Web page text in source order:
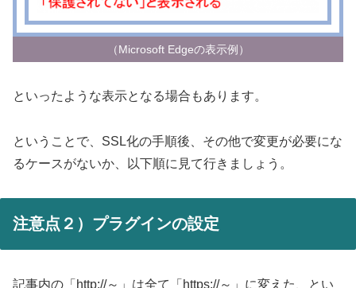
（Microsoft Edgeの表示例）
といったような表示となる場合もあります。
ということで、SSL化の手順後、その他で変更が必要にな
るケースがないか、以下順に見て行きましょう。
注意点２）プラグインの設定
記事内の「http://～」は全て「https://～」に変えた、とい